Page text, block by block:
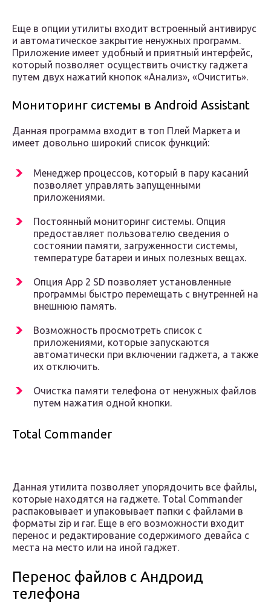
Еще в опции утилиты входит встроенный антивирус
и автоматическое закрытие ненужных программ.
Приложение имеет удобный и приятный интерфейс,
который позволяет осуществить очистку гаджета
путем двух нажатий кнопок «Анализ», «Очистить».
Мониторинг системы в Android Assistant
Данная программа входит в топ Плей Маркета и
имеет довольно широкий список функций:
Менеджер процессов, который в пару касаний
позволяет управлять запущенными
приложениями.
Постоянный мониторинг системы. Опция
предоставляет пользователю сведения о
состоянии памяти, загруженности системы,
температуре батареи и иных полезных вещах.
Опция App 2 SD позволяет установленные
программы быстро перемещать с внутренней на
внешнюю память.
Возможность просмотреть список с
приложениями, которые запускаются
автоматически при включении гаджета, а также
их отключить.
Очистка памяти телефона от ненужных файлов
путем нажатия одной кнопки.
Total Commander
Данная утилита позволяет упорядочить все файлы,
которые находятся на гаджете. Total Commander
распаковывает и упаковывает папки с файлами в
форматы zip и rar. Еще в его возможности входит
перенос и редактирование содержимого девайса с
места на место или на иной гаджет.
Перенос файлов с Андроид
телефона